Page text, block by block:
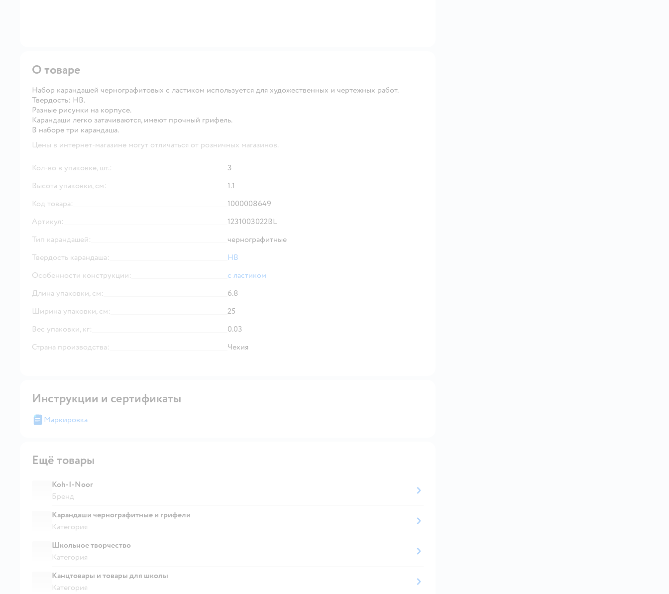
О товаре
Набор карандашей чернографитовых с ластиком используется для художественных и чертежных работ.
Твердость: HB.
Разные рисунки на корпусе.
Карандаши легко затачиваются, имеют прочный грифель.
В наборе три карандаша.
Цены в интернет-магазине могут отличаться от розничных магазинов.
Кол-во в упаковке, шт.:
3
Высота упаковки, см:
1.1
Код товара:
1000008649
Артикул:
1231003022BL
Тип карандашей:
чернографитные
Твердость карандаша:
HB
Особенности конструкции:
с ластиком
Длина упаковки, см:
6.8
Ширина упаковки, см:
25
Вес упаковки, кг:
0.03
Страна производства:
Чехия
Инструкции и сертификаты
Маркировка
Ещё товары
Koh-I-Noor
Бренд
Карандаши чернографитные и грифели
Категория
Школьное творчество
Категория
Канцтовары и товары для школы
Категория